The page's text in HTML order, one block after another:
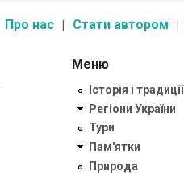
Про нас Стати автором
Меню
Історія і традиції
Регіони України
Тури
Пам'ятки
Природа